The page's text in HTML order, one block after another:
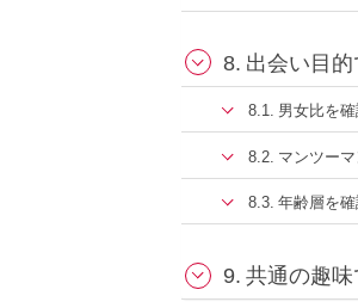
出会い目
男女比を
マンツー
年齢層を確
共通の趣